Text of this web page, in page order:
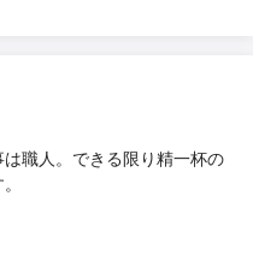
職人。できる限り精一杯の